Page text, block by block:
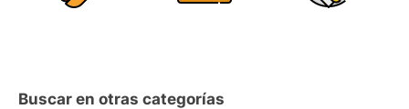
Buscar en otras categorías